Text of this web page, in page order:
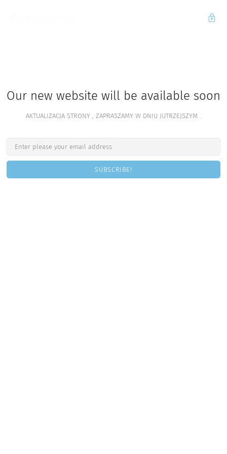
Our new website will be available soon
AKTUALIZACJA STRONY , ZAPRASZAMY W DNIU JUTRZEJSZYM .
SUBSCRIBE!